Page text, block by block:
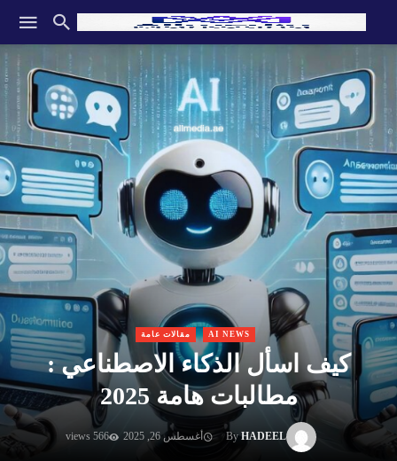
AI NEWS مقالات عامة
كيف اسأل الذكاء الاصطناعي :
مطالبات هامة 2025
ByHADEEL أغسطس 26, 2025 566 views